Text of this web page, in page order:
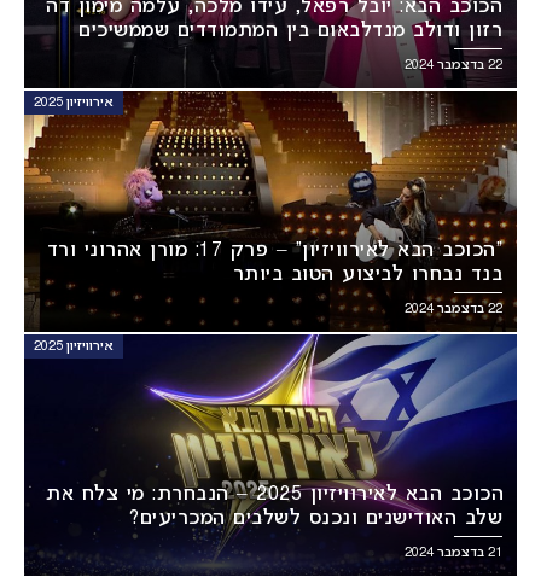
הכוכב הבא: יובל רפאל, עידו מלכה, עלמה מימון דה
רזון ודולב מנדלבאום בין המתמודדים שממשיכים
לשלב הבא!
22 בדצמבר 2024
אירוויזיון 2025
“הכוכב הבא לאירוויזיון” – פרק 17: מורן אהרוני ורד
בנד נבחרו לביצוע הטוב ביותר
22 בדצמבר 2024
אירוויזיון 2025
הכוכב הבא לאירוויזיון 2025 – הנבחרת: מי צלח את
שלב האודישנים ונכנס לשלבים המכריעים?
21 בדצמבר 2024